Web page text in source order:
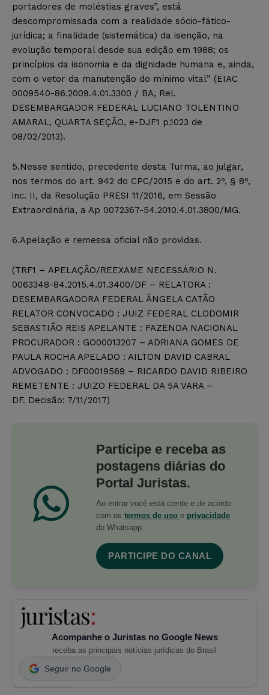
portadores de moléstias graves”, está
descompromissada com a realidade sócio-fático-
jurídica; a finalidade (sistemática) da isenção, na
evolução temporal desde sua edição em 1988; os
princípios da isonomia e da dignidade humana e, ainda,
com o vetor da manutenção do mínimo vital” (EIAC
0009540-86.2009.4.01.3300 / BA, Rel.
DESEMBARGADOR FEDERAL LUCIANO TOLENTINO
AMARAL, QUARTA SEÇÃO, e-DJF1 p.1023 de
08/02/2013).
5.Nesse sentido, precedente desta Turma, ao julgar,
nos termos do art. 942 do CPC/2015 e do art. 2º, § 8º,
inc. II, da Resolução PRESI 11/2016, em Sessão
Extraordinária, a Ap 0072367-54.2010.4.01.3800/MG.
6.Apelação e remessa oficial não providas.
(TRF1 – APELAÇÃO/REEXAME NECESSÁRIO N.
0063348-84.2015.4.01.3400/DF – RELATORA :
DESEMBARGADORA FEDERAL ÂNGELA CATÃO
RELATOR CONVOCADO : JUIZ FEDERAL CLODOMIR
SEBASTIÃO REIS APELANTE : FAZENDA NACIONAL
PROCURADOR : GO00013207 – ADRIANA GOMES DE
PAULA ROCHA APELADO : AILTON DAVID CABRAL
ADVOGADO : DF00019569 – RICARDO DAVID RIBEIRO
REMETENTE : JUIZO FEDERAL DA 5A VARA –
DF. Decisão: 7/11/2017)
Participe e receba as
postagens diárias do
Portal Juristas.
Ao entrar você está ciente e de acordo
com os termos de uso e privacidade
do Whatsapp.
PARTICIPE DO CANAL
Acompanhe o Juristas no Google News
receba as principais notícias jurídicas do Brasil
Seguir no Google